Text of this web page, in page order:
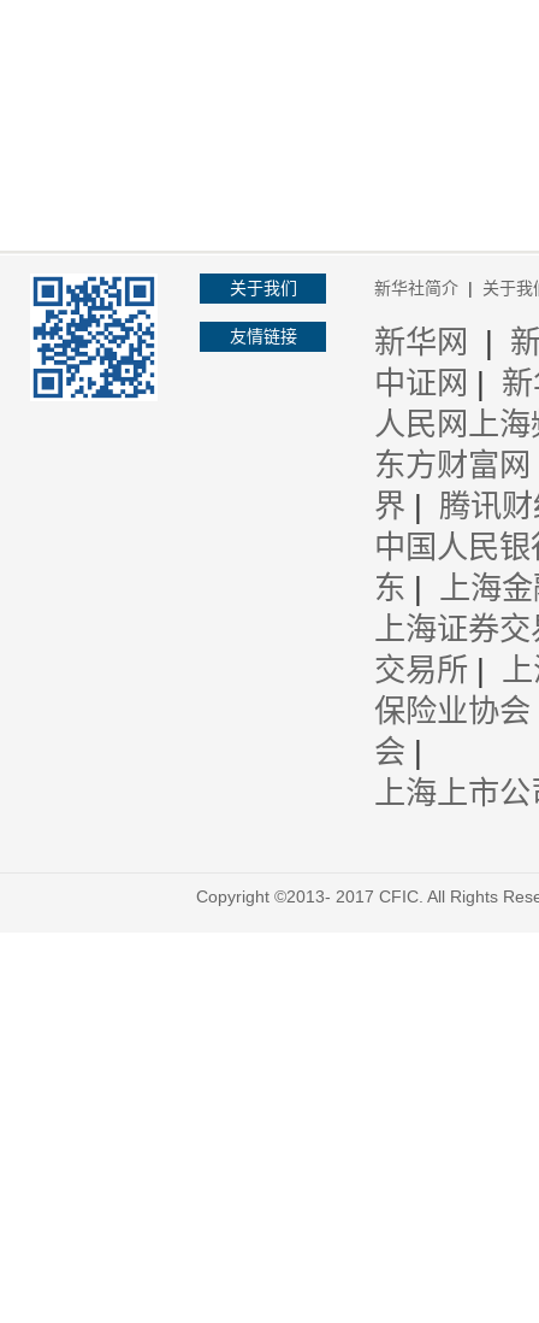
关于我们
友情链接
新华社简介 | 关于我
新华网 |
中证网 |
人民网上
东方财富网
界 | 腾讯
中国人民银
东 | 上海
上海证券交
交易所 |
保险业协会
会 |
上海上市
Copyright ©2013- 2017 CFIC. All Rights